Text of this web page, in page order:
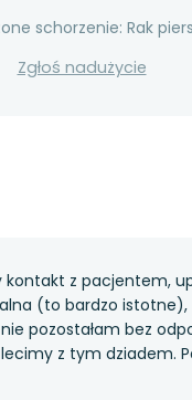
schorzenie: Rak
Zgłoś nadużycie
kontakt z pacjentem,
(to bardzo istotne),
pozostałam bez
lecimy z tym dziadem.